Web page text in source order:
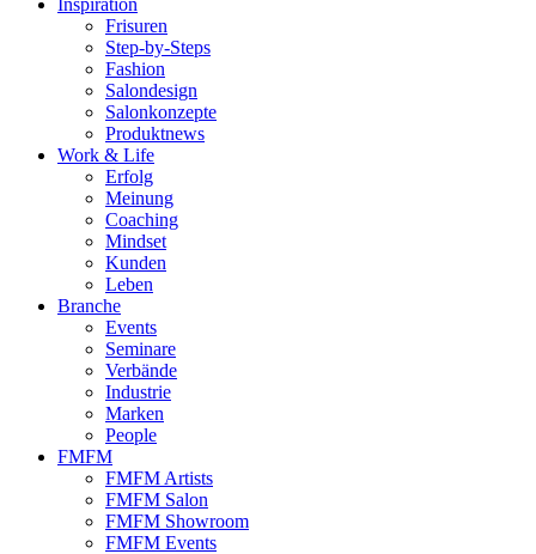
Inspiration
Frisuren
Step-by-Steps
Fashion
Salondesign
Salonkonzepte
Produktnews
Work & Life
Erfolg
Meinung
Coaching
Mindset
Kunden
Leben
Branche
Events
Seminare
Verbände
Industrie
Marken
People
FMFM
FMFM Artists
FMFM Salon
FMFM Showroom
FMFM Events